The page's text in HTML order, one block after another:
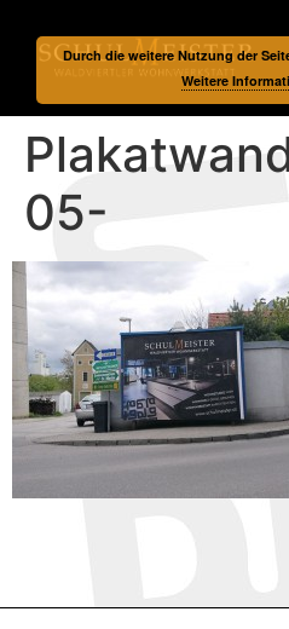
05-
Durch die weitere Nutzung der
Weitere